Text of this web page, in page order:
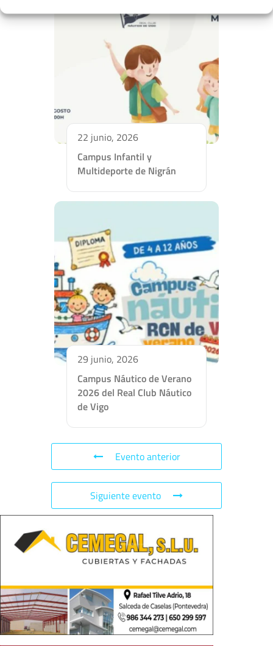
22 junio, 2026
Campus Infantil y
Multideporte de Nigrán
29 junio, 2026
Campus Náutico de Verano
2026 del Real Club Náutico
de Vigo
Evento anterior
Siguiente evento